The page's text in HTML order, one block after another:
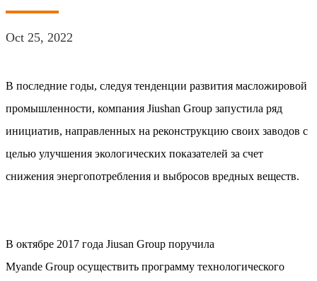
Oct 25, 2022
В последние годы, следуя тенденции развития масложировой
промышленности, компания Jiushan Group запустила ряд
инициатив, направленных на реконструкцию своих заводов с
целью улучшения экологических показателей за счет
снижения энергопотребления и выбросов вредных веществ.
В октябре 2017 года Jiusan Group поручила
Myande Group осуществить программу технологического